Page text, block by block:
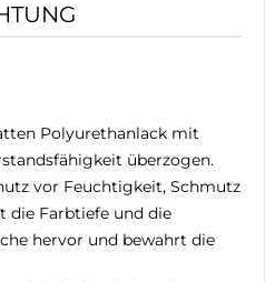
Polyurethanlack mit
überzogen.
vor Feuchtigkeit, Schmutz
die Farbtiefe und die
hervor und bewahrt die